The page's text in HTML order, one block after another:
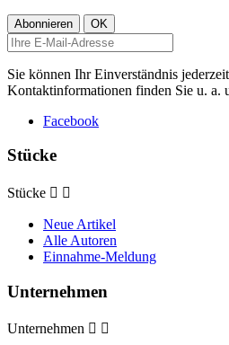
Sie können Ihr Einverständnis
Kontaktinformationen finden Sie u. a.
Facebook
Stücke
Stücke  
Neue Artikel
Alle Autoren
Einnahme-Meldung
Unternehmen
Unternehmen  